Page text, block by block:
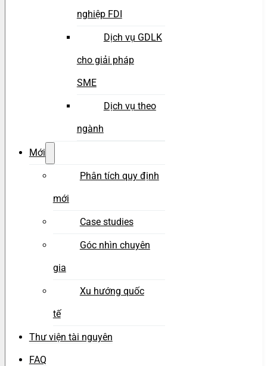
nghiệp FDI
Dịch vụ GDLK
cho giải pháp
SME
Dịch vụ theo
ngành
Mới
Phân tích quy định
mới
Case studies
Góc nhìn chuyên
gia
Xu hướng quốc
tế
Thư viện tài nguyên
FAQ